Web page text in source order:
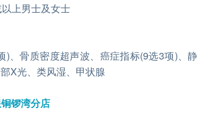
上男士及女士
)、骨质密度超声波、癌症指标(9选3项)、静
X光、类风湿、甲状腺
锣湾分店